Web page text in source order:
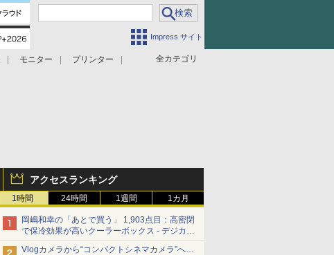
Impress サイト
全カテゴリ
モニター
プリンター
アクセスランキング
1時間 24時間 1週間 1カ月
岡嶋和幸の「あとで買う」 1,903点目：高密閉
で保冷効果が高いクーラーボックス - デジカメ
Watch
Vlogカメラから“コンパクトシネマカメラ”へ…